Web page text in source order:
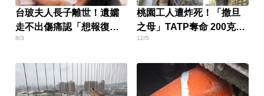
台玻夫人長子離世！遺孀
走不出傷痛認「想報復」
心聲曝
8/3
桃園工人遭炸死！「撒旦
之母」TATP奪命 200克就
能毀客機
12/5